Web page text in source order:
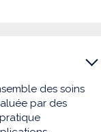
des soins
par des